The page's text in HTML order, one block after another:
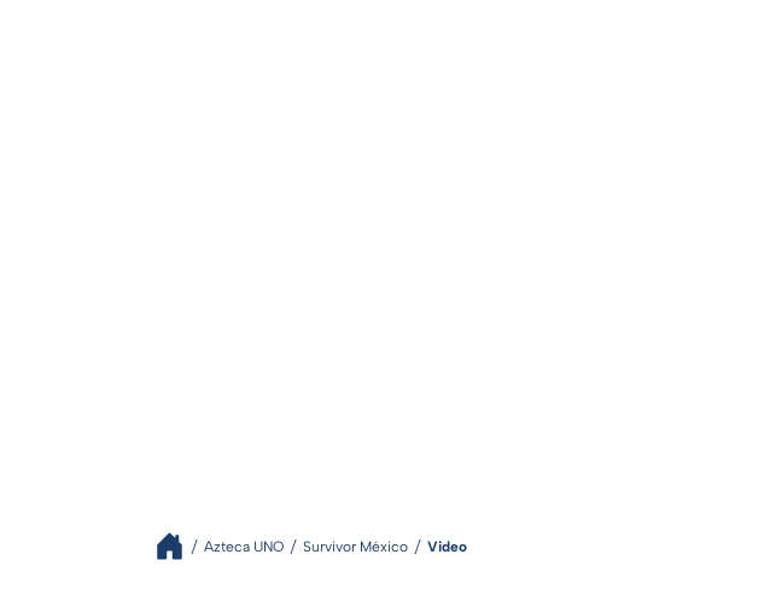
Azteca UNO Survivor México Video